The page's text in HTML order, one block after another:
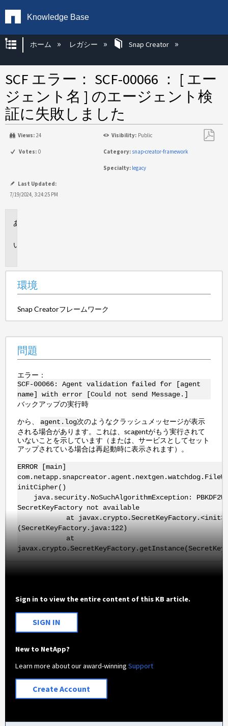
Knowledge Base
グローバル階層を展開/折りたたむ
ホーム レガシー Snap Creator
SCF エラー： SCF-00066 ： [ エー
ジェント名 ] のエージェント検
証に失敗しました
Views: 24 Visibility: Public
Votes: 0 Category: snap-creator-framework
Specialty: legacy
Last Updated:
7/19/2024, 3:24:25 PM
環境
Snap Creatorフレームワーク
問題
エラー：
SCF-00066: Agent validation failed for [agent
name] with error [Could not send Message.]
バックアップの実行時
から、 agent.log次のようなクラッシュメッセージが表示
される場合があります。これは、scagentがもう実行されて
いないことを示しています（または、サービスとしてセット
アップされている場合は再起動時に表示されます）。
ERROR [main]
initCipher()
java.security.NoSuchAlgorithmException:
SecretKeyFactory not available
at javax.crypto.SecretKeyFactory.<init>
(SecretKeyFactory.java:122)
at
Sign in to view the entire content of this KB article.
SIGN IN
New to NetApp?
Learn more about our award-winningSupport
Create Account